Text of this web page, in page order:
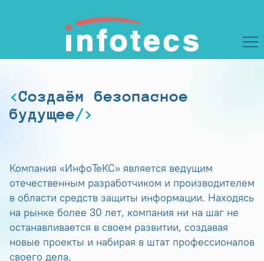
Создаём безопасное
будущее
Компания «ИнфоТеКС» является ведущим
отечественным разработчиком и производителем
в области средств защиты информации. Находясь
на рынке более 30 лет, компания ни на шаг не
останавливается в своем развитии, создавая
новые проекты и набирая в штат профессионалов
своего дела.